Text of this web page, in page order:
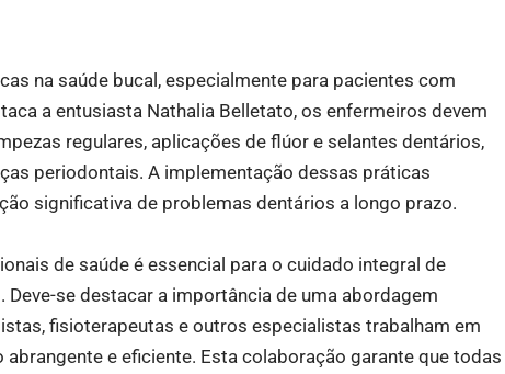
na saúde bucal, especialmente para pacientes com
a entusiasta Nathalia Belletato, os enfermeiros devem
regulares, aplicações de flúor e selantes dentários,
periodontais. A implementação dessas práticas
significativa de problemas dentários a longo prazo.
de saúde é essencial para o cuidado integral de
se destacar a importância de uma abordagem
fisioterapeutas e outros especialistas trabalham em
e eficiente. Esta colaboração garante que todas